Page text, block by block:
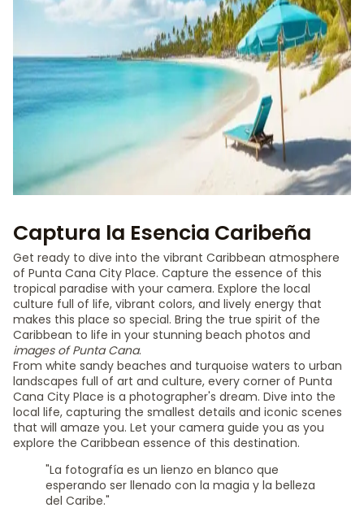
Captura la Esencia Caribeña
Get ready to dive into the vibrant Caribbean atmosphere
of Punta Cana City Place. Capture the essence of this
tropical paradise with your camera. Explore the local
culture full of life, vibrant colors, and lively energy that
makes this place so special. Bring the true spirit of the
Caribbean to life in your stunning beach photos and
images of Punta Cana.
From white sandy beaches and turquoise waters to urban
landscapes full of art and culture, every corner of Punta
Cana City Place is a photographer's dream. Dive into the
local life, capturing the smallest details and iconic scenes
that will amaze you. Let your camera guide you as you
explore the Caribbean essence of this destination.
"La fotografía es un lienzo en blanco que
esperando ser llenado con la magia y la belleza
del Caribe."